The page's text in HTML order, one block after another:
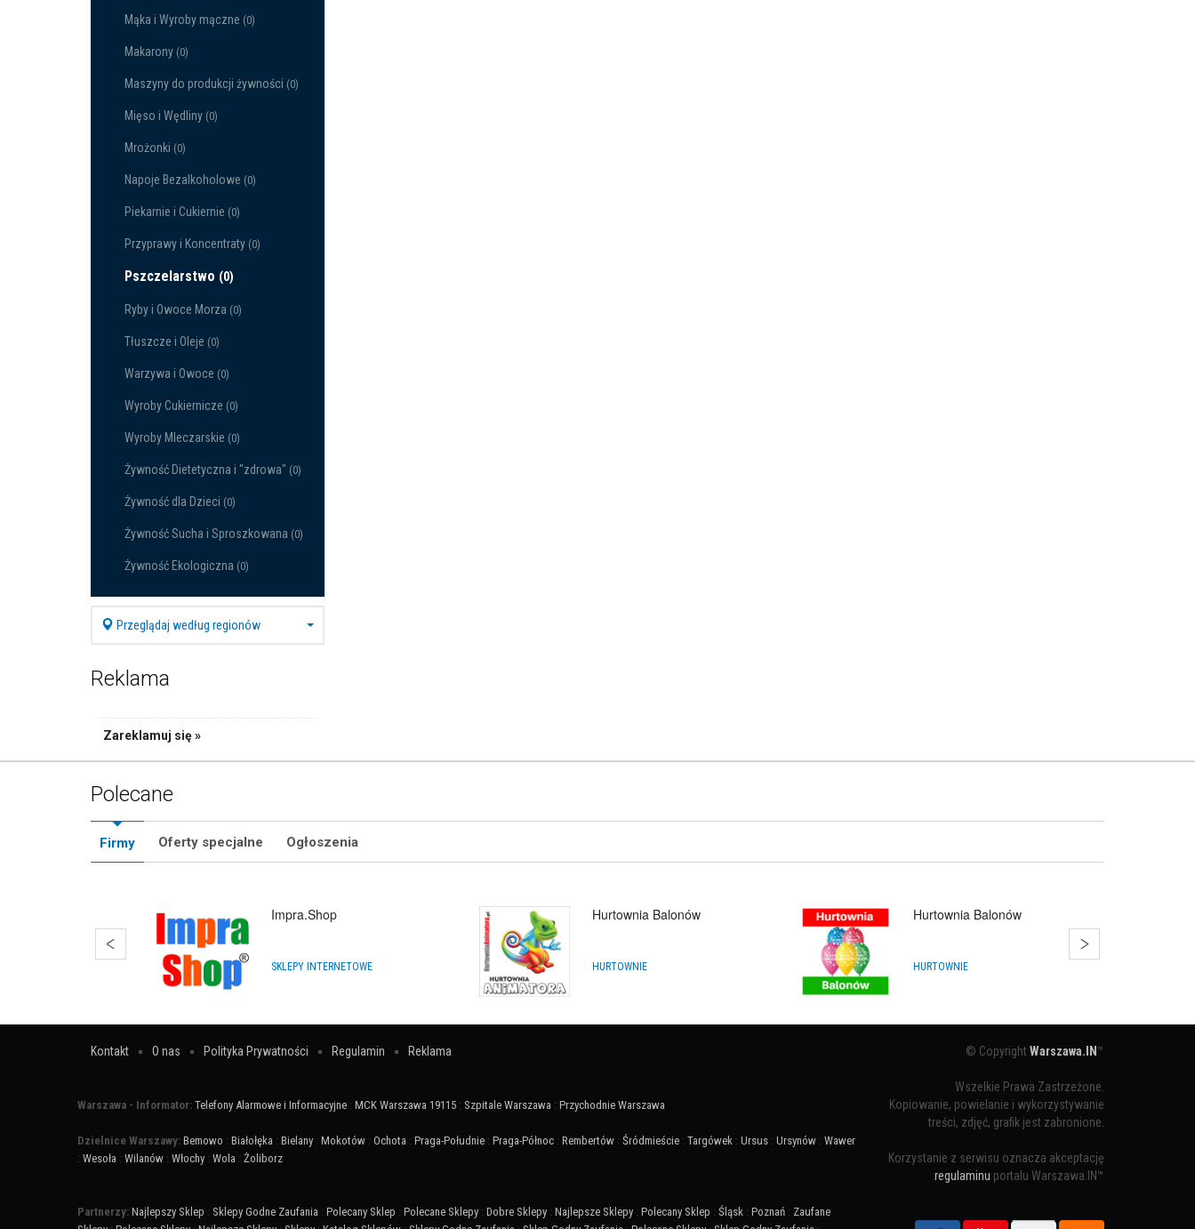
Mąka i Wyroby mączne (0)
Makarony (0)
Maszyny do produkcji żywności (0)
Mięso i Wędliny (0)
Mrożonki (0)
Napoje Bezalkoholowe (0)
Piekarnie i Cukiernie (0)
Przyprawy i Koncentraty (0)
Pszczelarstwo (0)
Ryby i Owoce Morza (0)
Tłuszcze i Oleje (0)
Warzywa i Owoce (0)
Wyroby Cukiernicze (0)
Wyroby Mleczarskie (0)
Żywność Dietetyczna i "zdrowa" (0)
Żywność dla Dzieci (0)
Żywność Sucha i Sproszkowana (0)
Żywność Ekologiczna (0)
Przeglądaj według regionów
Reklama
Zareklamuj się »
Polecane
Firmy Oferty specjalne Ogłoszenia
Impra.Shop
SKLEPY INTERNETOWE
Hurtownia Balonów
HURTOWNIE
Hurtownia Balonów
HURTOWNIE
Kontakt O nas Polityka Prywatności Regulamin Reklama
Warszawa - Informator: Telefony Alarmowe i Informacyjne : MCK Warszawa 19115 : Szpitale Warszawa : Przychodnie Warszawa
Dzielnice Warszawy: Bemowo : Białołęka : Bielany : Mokotów : Ochota : Praga-Południe : Praga-Północ : Rembertów : Śródmieście : Targówek : Ursus : Ursynów : Wawer
: Wesoła : Wilanów : Włochy : Wola : Żoliborz
Partnerzy: Najlepszy Sklep : Sklepy Godne Zaufania : Polecany Sklep : Polecane Sklepy : Dobre Sklepy : Najlepsze Sklepy : Polecany Sklep : Śląsk : Poznań : Zaufane
© CopyrightWarszawa.IN ™
Wszelkie Prawa Zastrzeżone.
Kopiowanie, powielanie i wykorzystywanie
treści, zdjęć, grafik jest zabronione.
Korzystanie z serwisu oznacza akceptację
regulaminu portalu Warszawa.IN™